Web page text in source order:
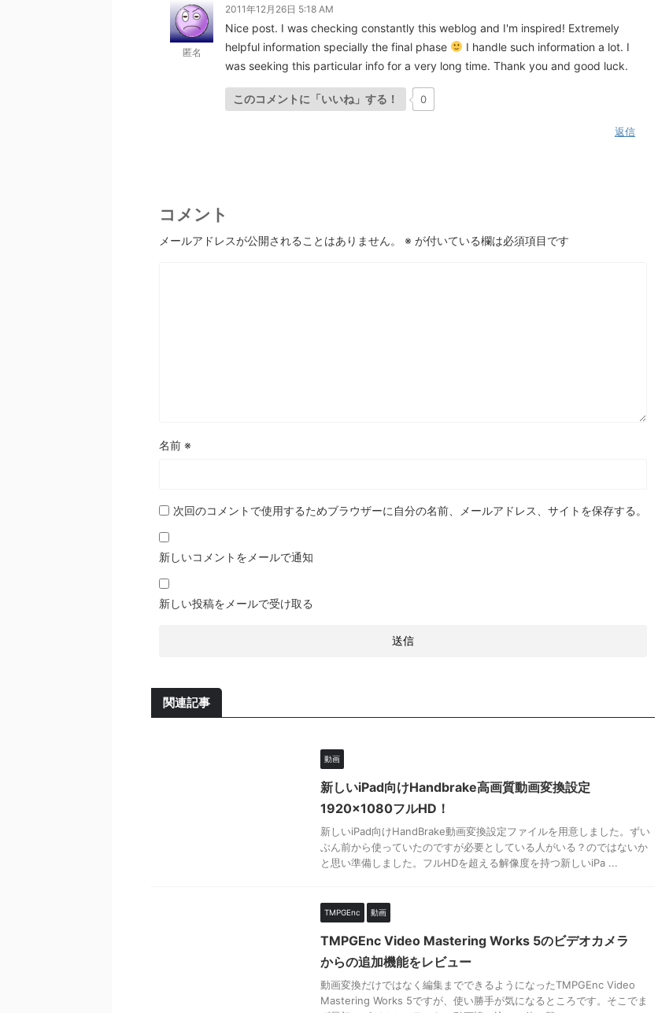
匿名
2011年12月26日 5:18 AM
Nice post. I was checking constantly this weblog and I'm inspired! Extremely
helpful information specially the final phase
I handle such information a lot. I
was seeking this particular info for a very long time. Thank you and good luck.
このコメントに「いいね」する！ 0
返信
コメント
メールアドレスが公開されることはありません。 ※ が付いている欄は必須項目です
名前 ※
次回のコメントで使用するためブラウザーに自分の名前、メールアドレス、サイトを保存する。
新しいコメントをメールで通知
新しい投稿をメールで受け取る
関連記事
動画
新しいiPad向けHandbrake高画質動画変換設定
1920×1080フルHD！
新しいiPad向けHandBrake動画変換設定ファイルを用意しました。ずい
ぶん前から使っていたのですが必要としている人がいる？のではないか
と思い準備しました。フルHDを超える解像度を持つ新しいiPa ...
TMPGEnc 動画
TMPGEnc Video Mastering Works 5のビデオカメラ
からの追加機能をレビュー
動画変換だけではなく編集までできるようになったTMPGEnc Video
Mastering Works 5ですが、使い勝手が気になるところです。そこでま